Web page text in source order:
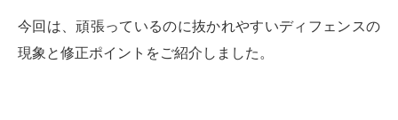
今回は、頑張っているのに抜かれやすいディフェンスの
現象と修正ポイントをご紹介しました。